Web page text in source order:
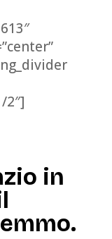
2″]
in